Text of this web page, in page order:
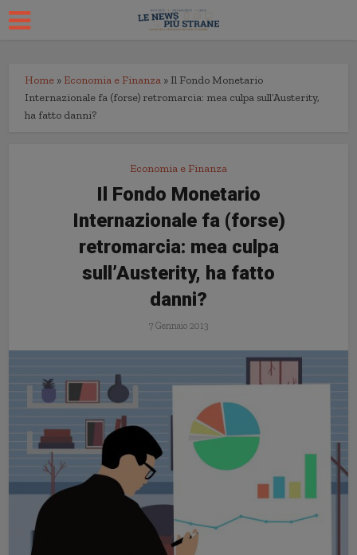
Home » Economia e Finanza » Il Fondo Monetario
Internazionale fa (forse) retromarcia: mea culpa sull’Austerity,
ha fatto danni?
Economia e Finanza
Il Fondo Monetario
Internazionale fa (forse)
retromarcia: mea culpa
sull’Austerity, ha fatto
danni?
7 Gennaio 2013